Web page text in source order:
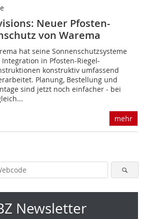
Neuer Pfosten-
von Warema
hat seine Sonnenschutzsysteme
in Pfosten-Riegel-
konstruktiv umfassend
Planung, Bestellung und
sind jetzt noch einfacher - bei
mehr
Newsletter